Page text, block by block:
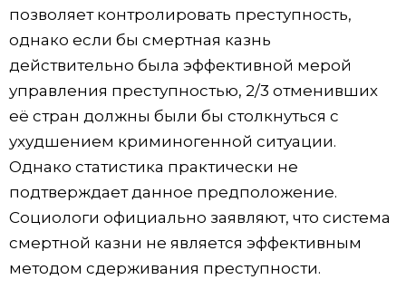
позволяет контролировать преступность,
однако если бы смертная казнь
действительно была эффективной мерой
управления преступностью, 2/3 отменивших
её стран должны были бы столкнуться с
ухудшением криминогенной ситуации.
Однако статистика практически не
подтверждает данное предположение.
Социологи официально заявляют, что система
смертной казни не является эффективным
методом сдерживания преступности.